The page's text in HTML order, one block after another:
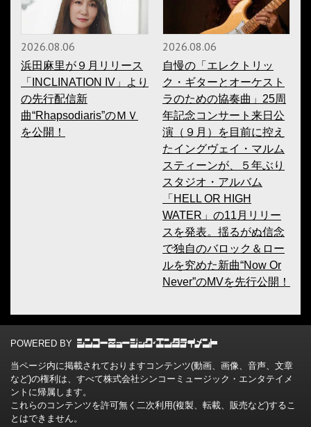
2026.08.06
浜田麻里が９月リリース
「INCLINATION IV」より
の先行配信新
曲“Rhapsodiaris”のＭＶ
を公開！
2026.08.06
自慢の「エレクトリッ
ク・ギターとオーケスト
ラのための協奏曲」25周
年記念コンサート来日公
演（９月）を目前に控え
たイングヴェイ・マルム
スティーンが、５年ぶり
スタジオ・アルバム
「HELL OR HIGH
WATER」の11月リリー
スを発表。揺るがぬ信念
で独自のバロック＆ロー
ルを究めた新曲“Now Or
Never”のMVを先行公開！
POWERED BY
当ページ内に掲載されておりますコンテンツ(動画、画像、音声、文章
など)の権利は、すべて株式会社シンコーミュージック・エンタテイメ
ントに帰属します。
これらのコンテンツを許可無く二次利用(複製、転載、販売など)するこ
とはできません。